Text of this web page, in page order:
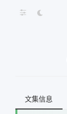
文集信息